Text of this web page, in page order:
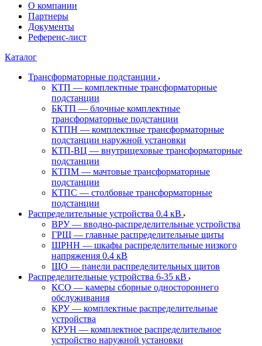
О компании
Партнеры
Документы
Референс-лист
Каталог
Трансформаторные подстанции
КТП — комплектные трансформаторные
подстанции
БКТП — блочные комплектные
трансформаторные подстанции
КТПН — комплектные трансформаторные
подстанции наружной установки
КТП-ВЦ — внутрицеховые трансформаторные
подстанции
КТПМ — мачтовые трансформаторные
подстанции
КТПС — столбовые трансформаторные
подстанции
Распределительные устройства 0.4 кВ
ВРУ — вводно-распределительные устройства
ГРЩ — главные распределительные щиты
ШРНН — шкафы распределительные низкого
напряжения 0.4 кВ
ЩО — панели распределительных щитов
Распределительные устройства 6-35 кВ
КСО — камеры сборные одностороннего
обслуживания
КРУ — комплектные распределительные
устройства
КРУН — комплектное распределительное
устройство наружной установки